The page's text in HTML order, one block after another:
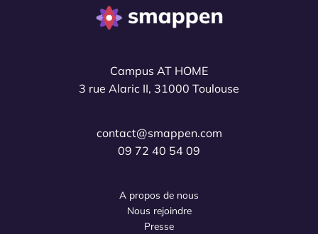
Campus AT HOME
3 rue Alaric II, 31000 Toulouse
contact@smappen.com
09 72 40 54 09
A propos de nous
Nous rejoindre
Presse